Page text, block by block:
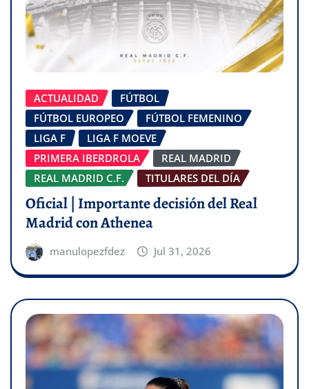
ACTUALIDAD
FÚTBOL
FÚTBOL EUROPEO
FÚTBOL FEMENINO
LIGA F
LIGA F MOEVE
PRIMERA IBERDROLA
REAL MADRID
REAL MADRID C.F.
TITULARES DEL DÍA
Oficial | Importante decisión del Real
Madrid con Athenea
manulopezfdez Jul 31, 2026